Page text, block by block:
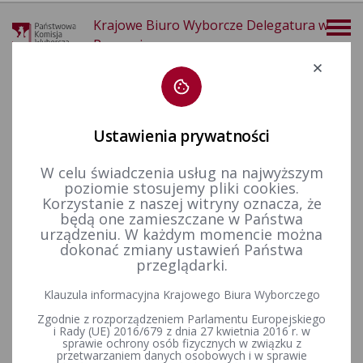
Krajowe Biuro Wyborcze Delegatura w
Poznaniu
Wybory samorządowe i referenda lokalne Wybory samorządowe w 2018&nbsp;r. Informacje ogólne
Głosowanie ponowne we właściwości terytorialnej Komisarzy
Uchwała Państwowej Komisji Wyborczej z dnia 23 sierpnia
Ustawienia prywatności
W celu świadczenia usług na najwyższym
poziomie stosujemy pliki cookies.
Korzystanie z naszej witryny oznacza, że
będą one zamieszczane w Państwa
urządzeniu. W każdym momencie można
dokonać zmiany ustawień Państwa
przeglądarki.
Klauzula informacyjna Krajowego Biura Wyborczego
Zgodnie z rozporządzeniem Parlamentu Europejskiego
i Rady (UE) 2016/679 z dnia 27 kwietnia 2016 r. w
sprawie ochrony osób fizycznych w związku z
przetwarzaniem danych osobowych i w sprawie